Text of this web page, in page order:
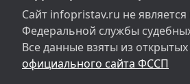
Сайт infopristav.ru не
Федеральной службы
Все данные взяты из
официального сайта ФССП